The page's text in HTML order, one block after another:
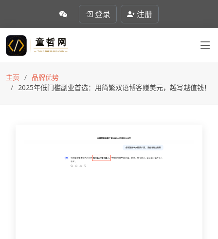
登录 注册
主页
品牌优势
2025年低门槛副业首选：用简繁双语博客赚美元，越写越值钱！